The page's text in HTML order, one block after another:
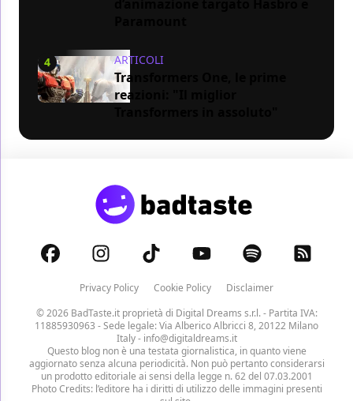
4 ARTICOLI
Transformers One, le prime
reazioni: "Il miglior
Privacy Policy Cookie Policy
Disclaimer
© 2026 BadTaste.it proprietà di Digital Dreams s.r.l.- Partita IVA:
11885930963 - Sede legale: Via Alberico Albricci 8, 20122 Milano
Italy - info@digitaldreams.it
Questo blog non è una testata giornalistica, in quanto viene
aggiornato senza alcuna periodicità. Non può pertanto considerarsi
un prodotto editoriale ai sensi della legge n. 62 del 07.03.2001
Photo Credits: l’editore ha i diritti di utilizzo delle immagini presenti